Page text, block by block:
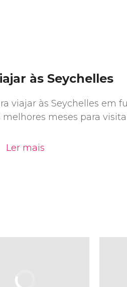
às Seychelles
viajar às Seychelles em
meses para
Ler mais